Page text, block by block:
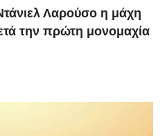
Λαρούσο η μάχη
την πρώτη μονομαχία